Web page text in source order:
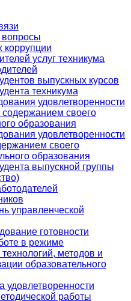
коррупции
услуг техникума
выпускных курсов
техникума
удовлетворенности
своего
образования
удовлетворенности
своего
образования
выпускной группы
управленческой
готовности
в режиме
методов и
образовательного
удовлетворенности
работы